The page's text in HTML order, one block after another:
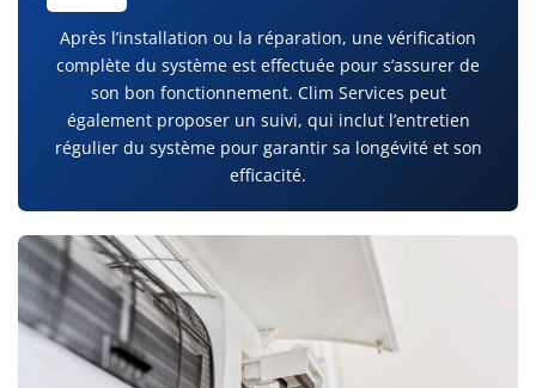
Après l’installation ou la réparation, une vérification
complète du système est effectuée pour s’assurer de
son bon fonctionnement. Clim Services peut
également proposer un suivi, qui inclut l’entretien
régulier du système pour garantir sa longévité et son
efficacité.